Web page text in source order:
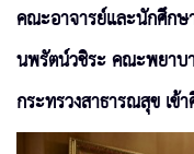
คณะอาจารย์และนักศึก
นพรัตน์วชิระ คณะพยาบ
กระทรวงสาธารณสุข เข้